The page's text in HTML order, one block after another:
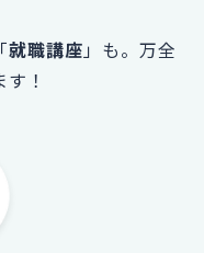
就職講座 」も。万全
！